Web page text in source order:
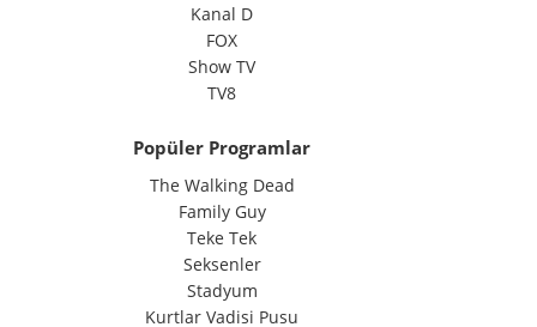
Kanal D
FOX
Show TV
TV8
Popüler Programlar
The Walking Dead
Family Guy
Teke Tek
Seksenler
Stadyum
Kurtlar Vadisi Pusu